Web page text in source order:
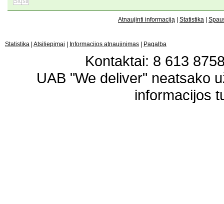
Atnaujinti informaciją Statistika
Statistika Atsiliepimai Informacijos atnaujinimas Pagalba
Kontaktai: 8 613
UAB "We deliver" neatsako
informacijos